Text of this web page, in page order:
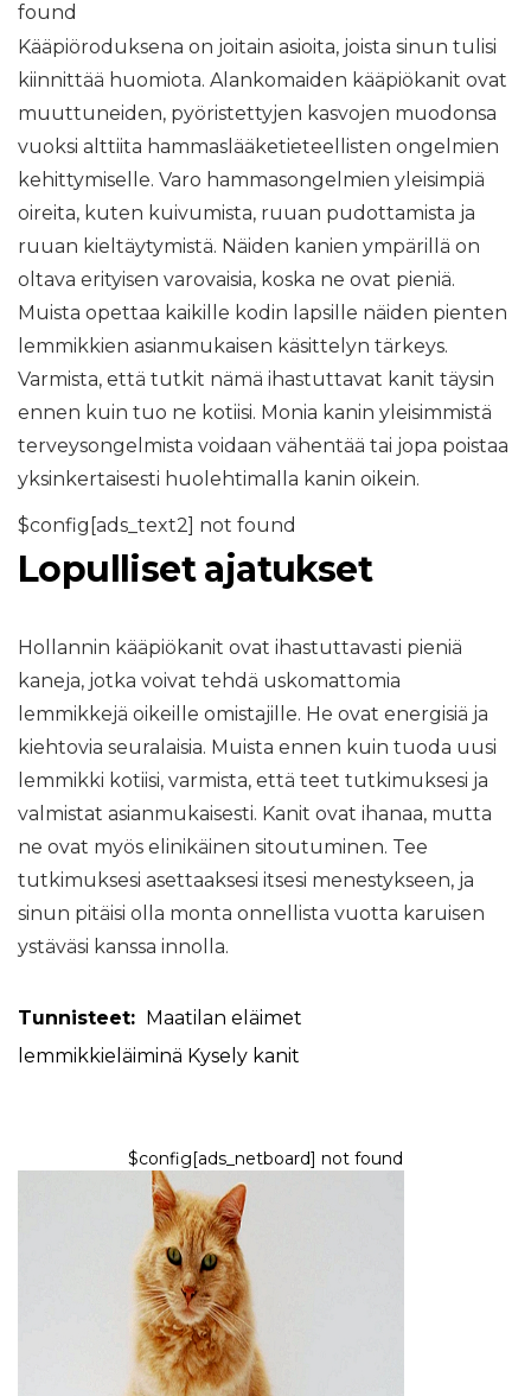
found
Kääpiöroduksena on joitain asioita, joista sinun tulisi
kiinnittää huomiota. Alankomaiden kääpiökanit ovat
muuttuneiden, pyöristettyjen kasvojen muodonsa
vuoksi alttiita hammaslääketieteellisten ongelmien
kehittymiselle. Varo hammasongelmien yleisimpiä
oireita, kuten kuivumista, ruuan pudottamista ja
ruuan kieltäytymistä. Näiden kanien ympärillä on
oltava erityisen varovaisia, koska ne ovat pieniä.
Muista opettaa kaikille kodin lapsille näiden pienten
lemmikkien asianmukaisen käsittelyn tärkeys.
Varmista, että tutkit nämä ihastuttavat kanit täysin
ennen kuin tuo ne kotiisi. Monia kanin yleisimmistä
terveysongelmista voidaan vähentää tai jopa poistaa
yksinkertaisesti huolehtimalla kanin oikein.
$config[ads_text2] not found
Lopulliset ajatukset
Hollannin kääpiökanit ovat ihastuttavasti pieniä
kaneja, jotka voivat tehdä uskomattomia
lemmikkejä oikeille omistajille. He ovat energisiä ja
kiehtovia seuralaisia. Muista ennen kuin tuoda uusi
lemmikki kotiisi, varmista, että teet tutkimuksesi ja
valmistat asianmukaisesti. Kanit ovat ihanaa, mutta
ne ovat myös elinikäinen sitoutuminen. Tee
tutkimuksesi asettaaksesi itsesi menestykseen, ja
sinun pitäisi olla monta onnellista vuotta karuisen
ystäväsi kanssa innolla.
Tunnisteet: Maatilan eläimet
lemmikkieläiminä Kysely kanit
$config[ads_netboard] not found
KASSAT